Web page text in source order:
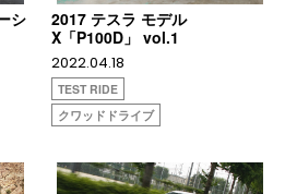
シ
2017 テスラ モデル
X「P100D」 vol.1
2022.04.18
TEST RIDE
クワッドドライブ